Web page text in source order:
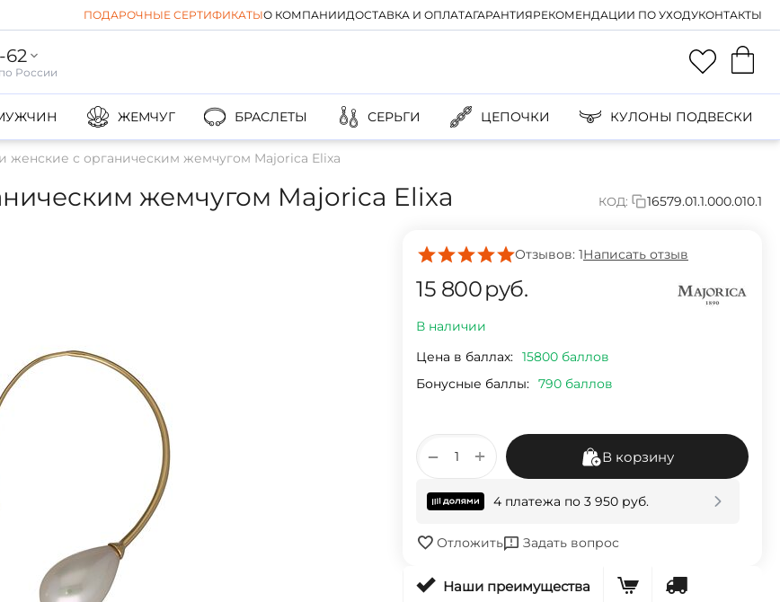
ПОДАРОЧНЫЕ СЕРТИФИКАТЫО КОМПАНИИДОСТАВКА И ОПЛАТАГАРАНТИЯРЕКОМЕНДАЦИИ ПО УХОДУКОНТАКТЫ
62
ЖЕМЧУГ БРАСЛЕТЫ СЕРЬГИ ЦЕПОЧКИ КУЛОНЫ ПОДВЕСКИ
женские с органическим жемчугом Majorica Elixa
жемчугом Majorica Elixa КОД: 16579.01.1.000.010.1
Отзывов: 1Написать отзыв
15 800руб.
В наличии
Цена в баллах: 15800 баллов
Бонусные баллы: 790 баллов
+
− В корзину
4 платежа по 3 950 руб.
Отложить Задать вопрос
Наши преимущества